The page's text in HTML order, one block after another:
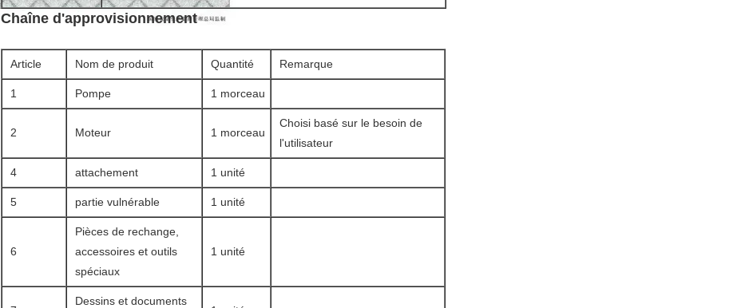
Chaîne d'approvisionnement
Article Nom de produit Quantité Remarque
1 Pompe 1 morceau
2 Moteur 1 morceau
Choisi basé sur le besoin de
l'utilisateur
4 attachement 1 unité
5 partie vulnérable 1 unité
6
Pièces de rechange,
accessoires et outils
spéciaux
1 unité
Dessins et documents